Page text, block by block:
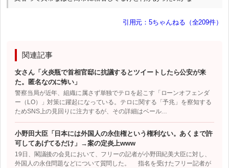
引用元：5ちゃんねる（全209件）
関連記事
女さん「火炎瓶で首相官邸に抗議するとツイートしたら公安が来
た。匿名なのに怖い」
警察当局が近年、組織に属さず単独でテロを起こす「ローンオフェンダ
ー（LO）」対策に躍起になっている。テロに関する「予兆」を察知する
ためSNS上の見回りに注力するが、その詳細はベール…
小野田大臣「日本には外国人の永住権という権利ない。あくまで許
可してあげてるだけ」→案の定炎上www
19日、閣議後の会見において、フリーの記者が小野田紀美大臣に対し、
外国人の永住問題などについて質問した。 指名を受けたフリー記者が